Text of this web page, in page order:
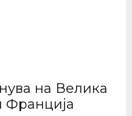
на Велика
Франција